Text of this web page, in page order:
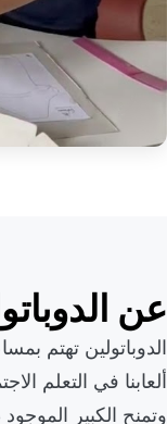
عن
الدوباتولين تهتم
ألعابنا في التعلم
وتمنح الكبير